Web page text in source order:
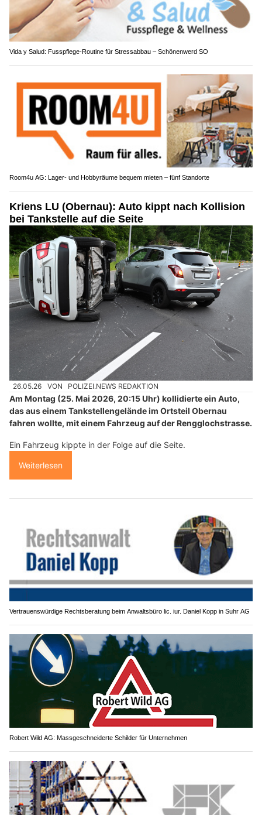
Vida y Salud: Fusspflege-Routine für Stressabbau – Schönenwerd SO
Room4u AG: Lager- und Hobbyräume bequem mieten – fünf Standorte
Kriens LU (Obernau): Auto kippt nach Kollision
bei Tankstelle auf die Seite
26.05.26 VON POLIZEI.NEWS REDAKTION
Am Montag (25. Mai 2026, 20:15 Uhr) kollidierte ein Auto,
das aus einem Tankstellengelände im Ortsteil Obernau
fahren wollte, mit einem Fahrzeug auf der Rengglochstrasse.
Ein Fahrzeug kippte in der Folge auf die Seite.
Weiterlesen
Vertrauenswürdige Rechtsberatung beim Anwaltsbüro lic. iur. Daniel Kopp in Suhr AG
Robert Wild AG: Massgeschneiderte Schilder für Unternehmen